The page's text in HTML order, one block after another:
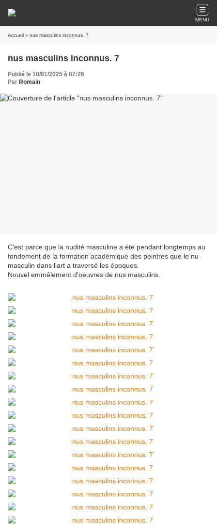
MENU
Accueil » nus masculins inconnus. 7
nus masculins inconnus. 7
Publié le 10/01/2025 à 07:26
Par Romain
C'est parce que la nudité masculine a été pendant longtemps au
fondement de la formation académique des peintres que le nu
masculin dans l'art a traversé les époques.
Nouvel emmêlement d'oeuvres de nus masculins.